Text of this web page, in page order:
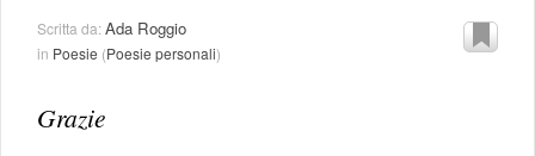
Scritta da:Ada Roggio
in Poesie (Poesie personali)
Grazie